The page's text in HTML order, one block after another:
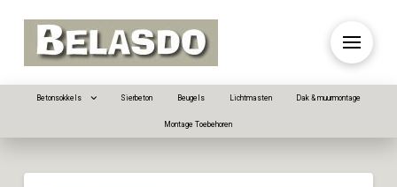
Betonsokkels Sierbeton Beugels Lichtmasten Dak & muurmontage
Montage Toebehoren